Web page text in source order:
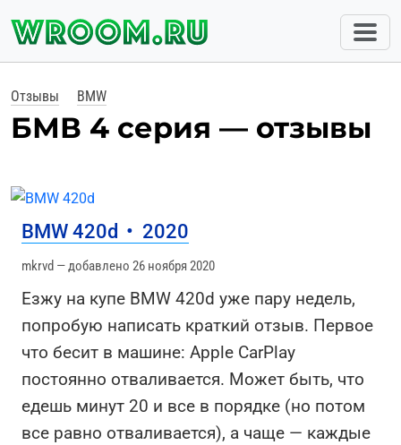
Отзывы BMW
БМВ 4 серия — отзывы
BMW 420d • 2020
mkrvd — добавлено 26 ноября 2020
Езжу на купе BMW 420d уже пару недель,
попробую написать краткий отзыв. Первое
что бесит в машине: Apple CarPlay
постоянно отваливается. Может быть, что
едешь минут 20 и все в порядке (но потом
все равно отваливается), а чаще — каждые